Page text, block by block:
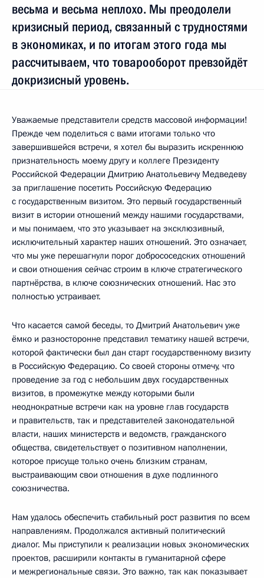
весьма и весьма неплохо. Мы преодолели
кризисный период, связанный с трудностями
в экономиках, и по итогам этого года мы
рассчитываем, что товарооборот превзойдёт
докризисный уровень.
Уважаемые представители средств массовой информации!
Прежде чем поделиться с вами итогами только что
завершившейся встречи, я хотел бы выразить искреннюю
признательность моему другу и коллеге Президенту
Российской Федерации Дмитрию Анатольевичу Медведеву
за приглашение посетить Российскую Федерацию
с государственным визитом. Это первый государственный
визит в истории отношений между нашими государствами,
и мы понимаем, что это указывает на эксклюзивный,
исключительный характер наших отношений. Это означает,
что мы уже перешагнули порог добрососедских отношений
и свои отношения сейчас строим в ключе стратегического
партнёрства, в ключе союзнических отношений. Нас это
полностью устраивает.
Что касается самой беседы, то Дмитрий Анатольевич уже
ёмко и разносторонне представил тематику нашей встречи,
которой фактически был дан старт государственному визиту
в Российскую Федерацию. Со своей стороны отмечу, что
проведение за год с небольшим двух государственных
визитов, в промежутке между которыми были
неоднократные встречи как на уровне глав государств
и правительств, так и представителей законодательной
власти, наших министерств и ведомств, гражданского
общества, свидетельствует о позитивном наполнении,
которое присуще только очень близким странам,
выстраивающим свои отношения в духе подлинного
союзничества.
Нам удалось обеспечить стабильный рост развития по всем
направлениям. Продолжался активный политический
диалог. Мы приступили к реализации новых экономических
проектов, расширили контакты в гуманитарной сфере
и межрегиональные связи. Это важно, так как показывает